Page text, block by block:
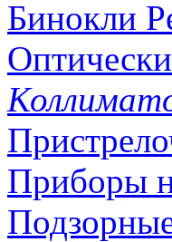
Бинокли
Приборы